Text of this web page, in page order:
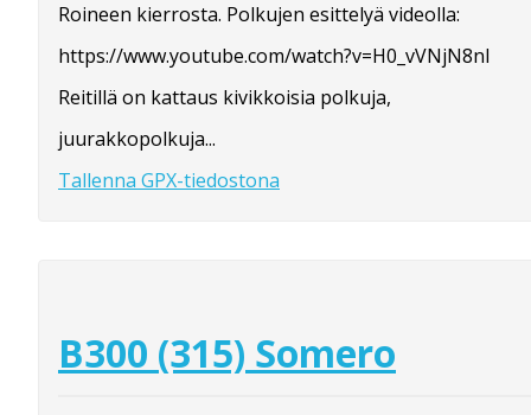
Roineen kierrosta. Polkujen esittelyä videolla:
https://www.youtube.com/watch?v=H0_vVNjN8nI
Reitillä on kattaus kivikkoisia polkuja,
juurakkopolkuja...
Tallenna GPX-tiedostona
B300 (315) Somero